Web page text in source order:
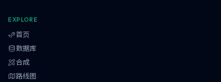
EXPLORE
首页
数据库
合成
路线图